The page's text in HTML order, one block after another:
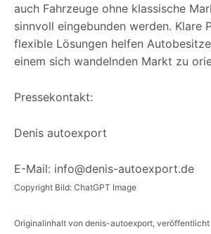
auch Fahrzeuge ohne klassische
sinnvoll eingebunden werden. Klare
flexible Lösungen helfen
einem sich wandelnden Markt zu
Pressekontakt:
Denis autoexport
E-Mail: info@denis-autoexport.de
Copyright Bild: ChatGPT Image
Originalinhalt von denis-autoexport, veröffentlicht